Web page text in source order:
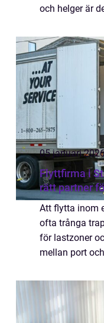
och helger är
05 januari
Flyttfirma i
rätt partner
Att flytta inom
ofta trånga
för lastzoner
mellan port